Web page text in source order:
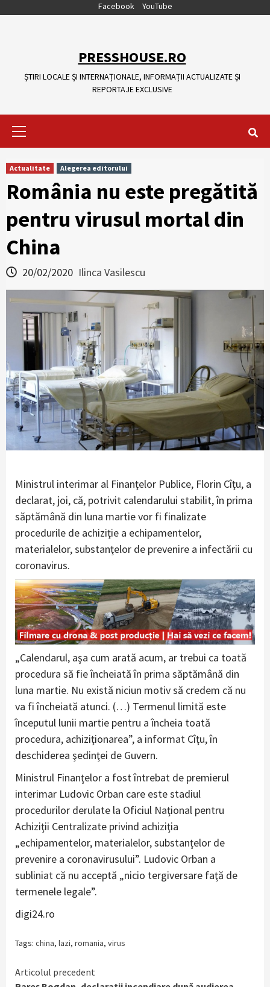
Facebook YouTube
PRESSHOUSE.RO
ȘTIRI LOCALE ȘI INTERNAȚIONALE, INFORMAȚII ACTUALIZATE ȘI
REPORTAJE EXCLUSIVE
Actualitate Alegerea editorului
România nu este pregătită
pentru virusul mortal din
China
20/02/2020 Ilinca Vasilescu
Ministrul interimar al Finanţelor Publice, Florin Cîţu, a
declarat, joi, că, potrivit calendarului stabilit, în prima
săptămână din luna martie vor fi finalizate
procedurile de achiziţie a echipamentelor,
materialelor, substanţelor de prevenire a infectării cu
coronavirus.
„Calendarul, aşa cum arată acum, ar trebui ca toată
procedura să fie încheiată în prima săptămână din
luna martie. Nu există niciun motiv să credem că nu
va fi încheiată atunci. (…) Termenul limită este
începutul lunii martie pentru a încheia toată
procedura, achiziţionarea”, a informat Cîţu, în
deschiderea şedinţei de Guvern.
Ministrul Finanţelor a fost întrebat de premierul
interimar Ludovic Orban care este stadiul
procedurilor derulate la Oficiul Naţional pentru
Achiziţii Centralizate privind achiziţia
„echipamentelor, materialelor, substanţelor de
prevenire a coronavirusului”. Ludovic Orban a
subliniat că nu acceptă „nicio tergiversare faţă de
termenele legale”.
digi24.ro
Tags: china, lazi, romania, virus
Continue
Articolul precedent